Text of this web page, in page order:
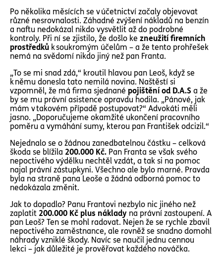
Po několika měsících se v účetnictví začaly objevovat
různé nesrovnalosti. Záhadné zvýšení nákladů na benzín
a naftu nedokázal nikdo vysvětlit až do podrobné
kontroly. Při ní se zjistilo, že došlo ke zneužití firemních
prostředků k soukromým účelům – a že tento prohřešek
nemá na svědomí nikdo jiný než pan Franta.
„To se mi snad zdá,“ kroutil hlavou pan Leoš, když se
k němu donesla tato nemilá novina. Naštěstí si
vzpomněl, že má firma sjednané pojištění od D.A.S a že
by se mu právní asistence opravdu hodila. „Pánové, jak
mám v takovém případě postupovat?“ Advokáti měli
jasno. „Doporučujeme okamžité ukončení pracovního
poměru a vymáhání sumy, kterou pan František odcizil.“
Nejednalo se o žádnou zanedbatelnou částku – celková
škoda se blížila 200.000 Kč. Pan Franta se však svého
nepoctivého výdělku nechtěl vzdát, a tak si na pomoc
najal právní zástupkyni. Všechno ale bylo marné. Pravda
byla na straně pana Leoše a žádná odborná pomoc to
nedokázala změnit.
Jak to dopadlo? Panu Frantovi nezbylo nic jiného než
zaplatit 200.000 Kč plus náklady na právní zastoupení. A
pan Leoš? Ten se mohl radovat. Nejen že se rychle zbavil
nepoctivého zaměstnance, ale rovněž se snadno domohl
náhrady vzniklé škody. Navíc se naučil jednu cennou
lekci – jak důležité je prověřovat každého nováčka.